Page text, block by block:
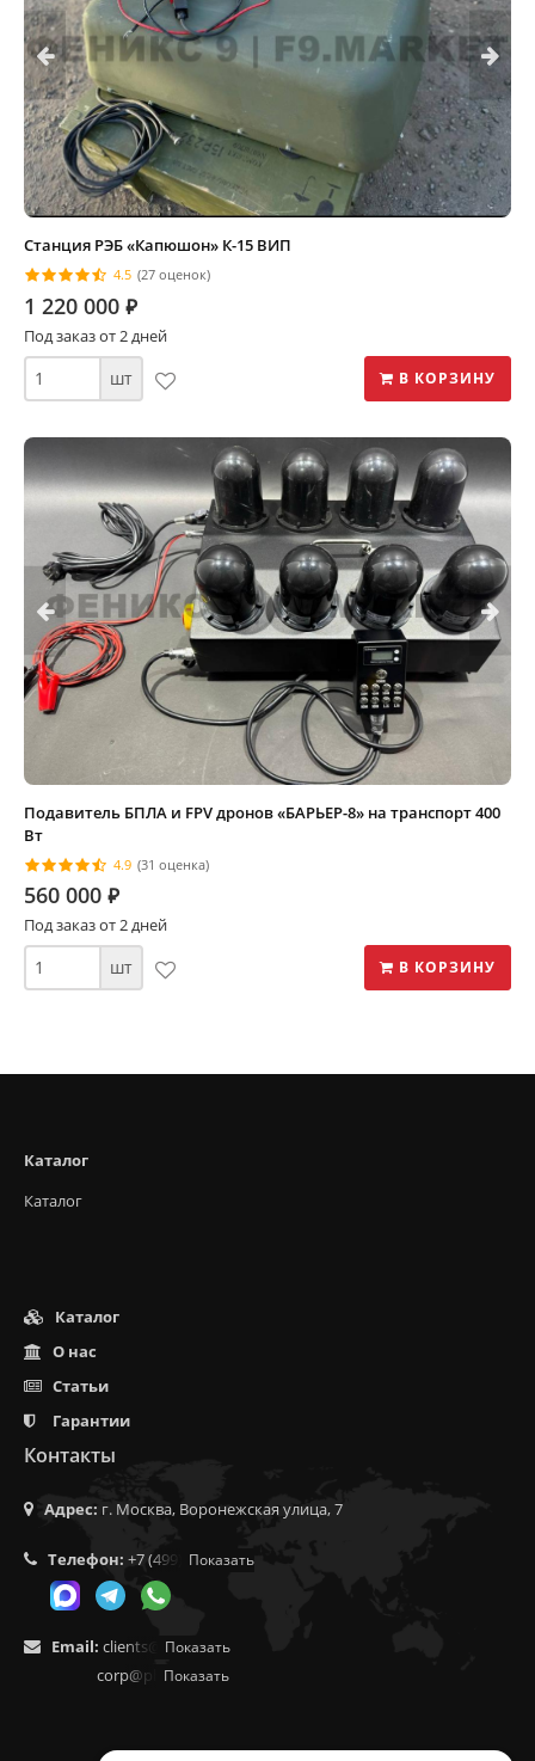
Станция РЭБ «Капюшон» К-15 ВИП
4.5 (27 оценок)
1 220 000 ⃏
Под заказ от 2 дней
шт В КОРЗИНУ
Подавитель БПЛА и FPV дронов «БАРЬЕР-8» на транспорт 400
Вт
4.9 (31 оценка)
560 000 ⃏
Под заказ от 2 дней
шт В КОРЗИНУ
Каталог
Каталог
Каталог
О нас
Статьи
Гарантии
Контакты
Адрес: г. Москва, Воронежская улица, 7
Телефон: +7 (499) 350-55-05
Показать
Email: clients@f9.market
Показать
corp@phoenix9.ru
Показать